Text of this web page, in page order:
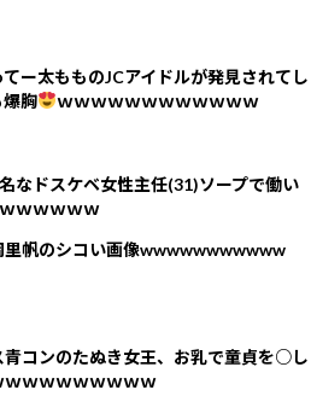
てー太もものJCアイドルが発見されてし
爆胸
ｗｗｗｗｗｗｗｗｗｗｗｗ
なドスケベ女性主任(31)ソープで働い
ｗｗｗｗｗ
里帆のシコい画像wwwwwwwwwww
青コンのたぬき女王、お乳で童貞を○し
ｗｗｗｗｗｗｗｗｗ